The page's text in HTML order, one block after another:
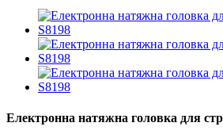
Електронна натяжна головка для